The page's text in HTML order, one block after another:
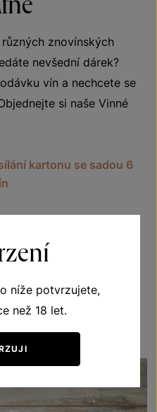
znovínských
nevšední dárek?
vín a nechcete se
si naše Vinné
kartonu se sadou 6
níže potvrzujete,
než 18 let.